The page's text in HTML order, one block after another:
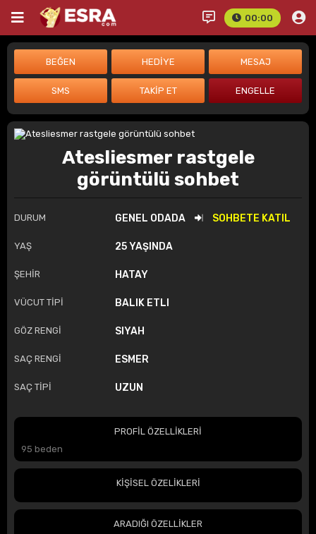
00:00
Atesliesmer rastgele
görüntülü sohbet
DURUM GENEL ODADA SOHBETE KATIL
YAŞ 25 YAŞINDA
ŞEHİR HATAY
VÜCUT TİPİ BALIK ETLI
GÖZ RENGİ SIYAH
SAÇ RENGİ ESMER
SAÇ TİPİ UZUN
PROFİL ÖZELLİKLERİ
95 beden
KİŞİSEL ÖZELİKLERİ
ARADIĞI ÖZELLİKLER